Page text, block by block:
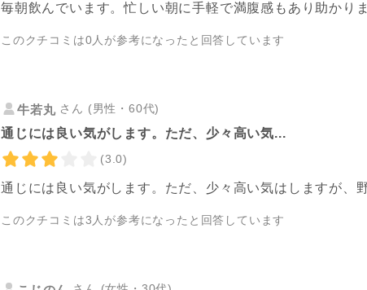
毎朝飲んでいます。忙しい朝に手軽で満腹感もあり助かり
このクチコミは0人が参考になったと回答しています
牛若丸 さん (男性・60代)
通じには良い気がします。ただ、少々高い気...
(3.0)
通じには良い気がします。ただ、少々高い気はしますが、
このクチコミは3 人が参考になったと回答しています